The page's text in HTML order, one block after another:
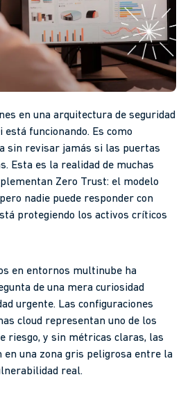
en una arquitectura de seguridad
funcionando. Es como
sin revisar jamás si las puertas
Esta es la realidad de muchas
Zero Trust: el modelo
nadie puede responder con
protegiendo los activos críticos
en entornos multinube ha
de una mera curiosidad
urgente. Las configuraciones
cloud representan uno de los
riesgo, y sin métricas claras, las
en una zona gris peligrosa entre la
real.